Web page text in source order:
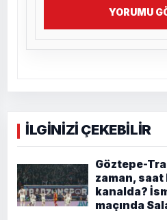
YORUMU
İLGİNİZİ ÇEKEBİLİR
Göztepe-
zaman,
kanalda?
maçında